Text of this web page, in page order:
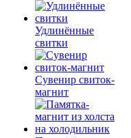
Удлинённые
свитки
Сувенир свиток-
магнит